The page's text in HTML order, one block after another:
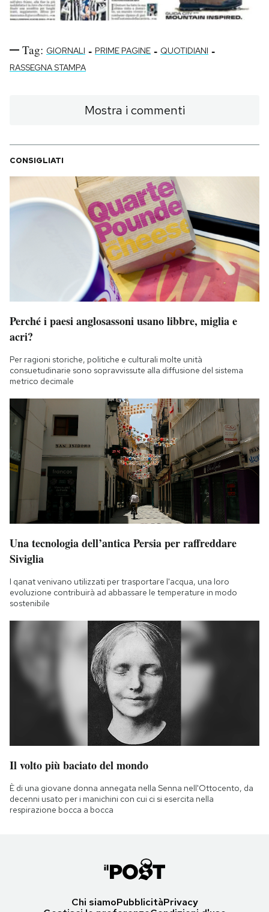
Tag: GIORNALI - PRIME PAGINE - QUOTIDIANI -
RASSEGNA STAMPA
Mostra i commenti
CONSIGLIATI
Perché i paesi anglosassoni usano libbre, miglia e
acri?
Per ragioni storiche, politiche e culturali molte unità
consuetudinarie sono sopravvissute alla diffusione del sistema
metrico decimale
Una tecnologia dell’antica Persia per raffreddare
Siviglia
I qanat venivano utilizzati per trasportare l'acqua, una loro
evoluzione contribuirà ad abbassare le temperature in modo
sostenibile
Il volto più baciato del mondo
È di una giovane donna annegata nella Senna nell'Ottocento, da
decenni usato per i manichini con cui ci si esercita nella
respirazione bocca a bocca
Chi siamoPubblicitàPrivacy